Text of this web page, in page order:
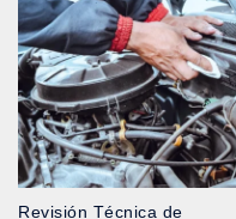
Revisión Técnica de